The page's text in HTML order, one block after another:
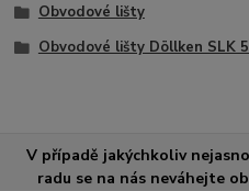
Obvodové lišty
Obvodové lišty Döllken SLK
V případě jakýchkoliv
radu se na nás neváhejte